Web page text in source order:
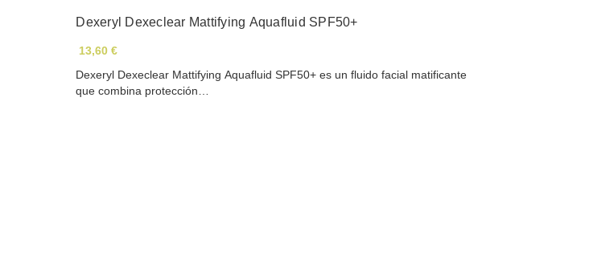
Dexeryl Dexeclear Mattifying Aquafluid SPF50+
13,60 €
Dexeryl Dexeclear Mattifying Aquafluid SPF50+ es un fluido facial matificante
que combina protección…